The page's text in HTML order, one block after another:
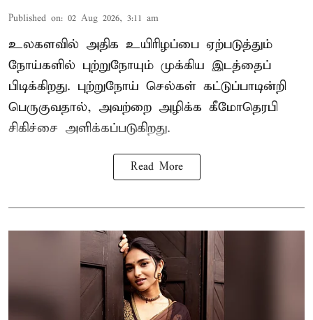
Published on: 02 Aug 2026, 3:11 am
உலகளவில் அதிக உயிரிழப்பை ஏற்படுத்தும்
நோய்களில் புற்றுநோயும் முக்கிய இடத்தைப்
பிடிக்கிறது. புற்றுநோய் செல்கள் கட்டுப்பாடின்றி
பெருகுவதால், அவற்றை அழிக்க கீமோதெரபி
சிகிச்சை அளிக்கப்படுகிறது.
Read More